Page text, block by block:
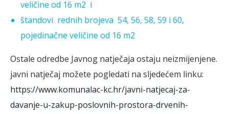
veličine od 16 m2 i
štandovi rednih brojeva 54, 56, 58, 59 i 60,
pojedinačne veličine od 16 m2
Ostale odredbe Javnog natječaja ostaju neizmijenjene.
javni natječaj možete pogledati na sljedećem linku:
https://www.komunalac-kc.hr/javni-natjecaj-za-
davanje-u-zakup-poslovnih-prostora-drvenih-